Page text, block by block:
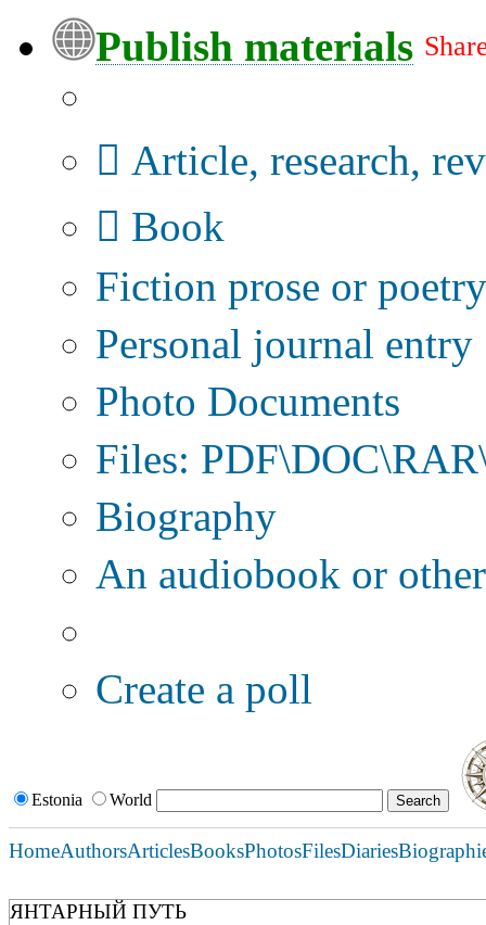
Publish materials
Article, research,
Book
Fiction prose or poetry
Personal journal entry
Photo Documents
Files:
Biography
An audiobook or
Create a poll
Estonia World
HomeAuthorsArticlesBooksPhotosFilesDiaries
ЯНТАРНЫЙ ПУТЬ